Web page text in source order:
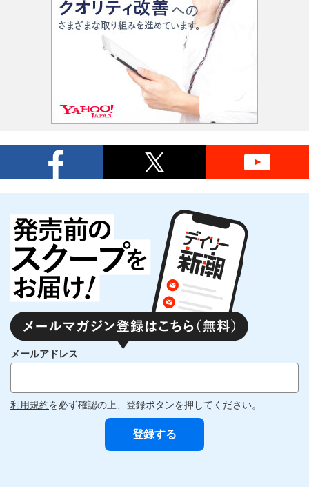
メールアドレス
利用規約を必ず確認の上、登録ボタンを押してください。